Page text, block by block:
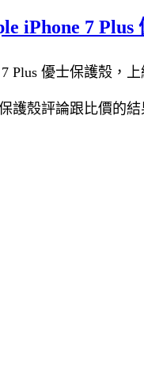
iPhone 7 Plus
Plus 優士保護殼，
護殼評論跟比價的